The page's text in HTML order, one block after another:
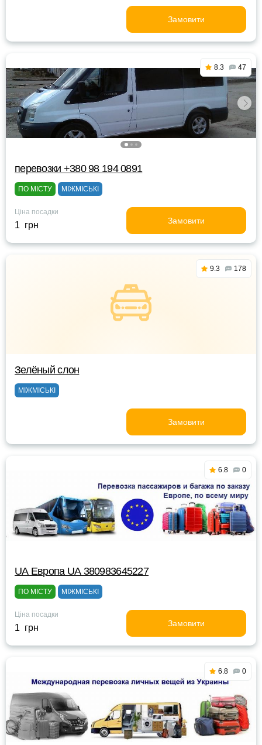
Замовити
8.3 47
перевозки +380 98 194 0891
ПО МІСТУ МІЖМІСЬКІ
Ціна посадки
1 грн Замовити
9.3 178
Зелёный слон
МІЖМІСЬКІ
Замовити
6.8 0
UА Европа UА 380983645227
ПО МІСТУ МІЖМІСЬКІ
Ціна посадки
1 грн Замовити
6.8 0